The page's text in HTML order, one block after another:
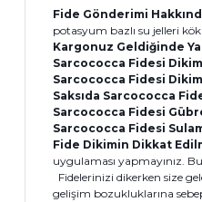
Fide Gönderimi
potasyum bazlı su jelleri
Kargonuz Geldiğinde
Sarcococca Fidesi
Sarcococca Fidesi
Saksıda Sarcococca
Sarcococca Fidesi
Sarcococca Fidesi
Fide Dikimin Dikkat
uygulaması yapmayınız.
Fidelerinizi dikerken size
gelişim bozukluklarına